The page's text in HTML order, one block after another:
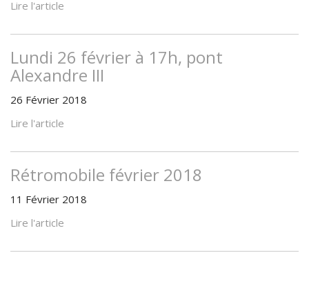
Lire l'article
Lundi 26 février à 17h, pont
Alexandre III
26 Février 2018
Lire l'article
Rétromobile février 2018
11 Février 2018
Lire l'article